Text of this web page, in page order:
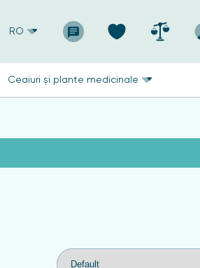
RO
Ceaiuri și plante medicinale